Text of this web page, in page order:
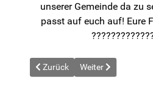
unserer Gemeinde da zu
passt auf euch auf! Eure
Vorheriger Beitrag: News vom
Zurück Nächster Beitrag:
Weiter